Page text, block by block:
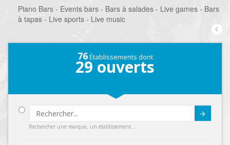
Piano Bars - Events bars - Bars à salades - Live games - Bars
à tapas - Live sports - Live music
76Établissements dont
29 ouverts
Rechercher une marque, un établissement...